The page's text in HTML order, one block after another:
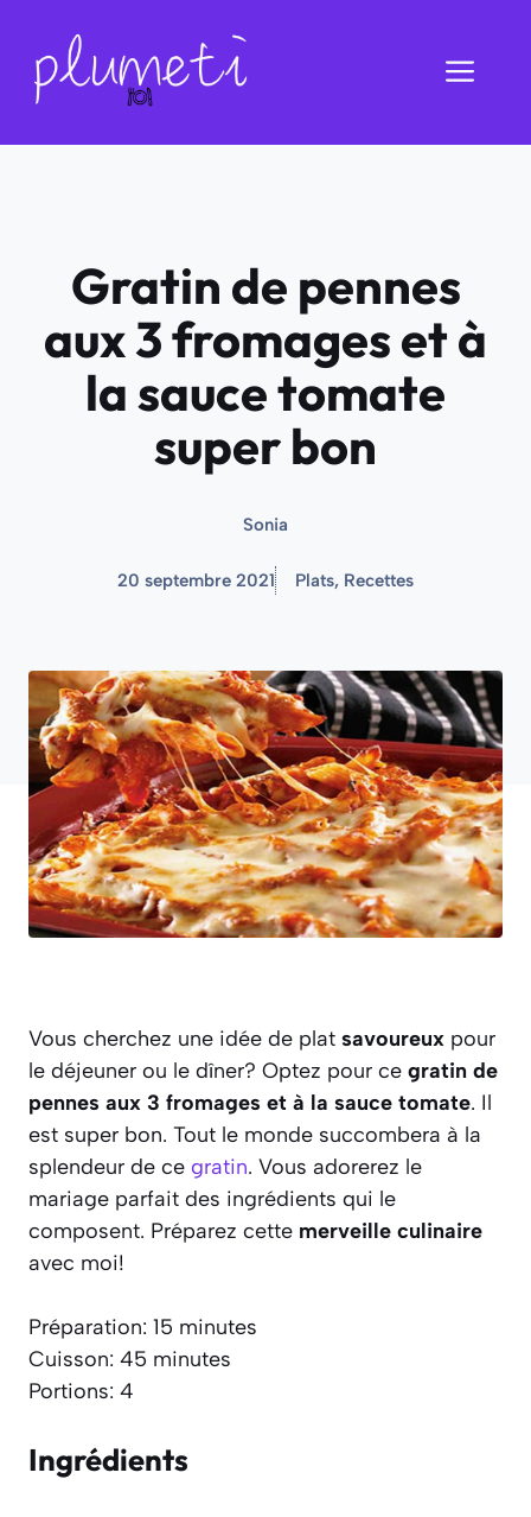
contenu
Gratin de pennes
aux 3 fromages et à
la sauce tomate
super bon
Sonia
20 septembre 2021 Plats, Recettes
Vous cherchez une idée de plat savoureux pour
le déjeuner ou le dîner? Optez pour ce gratin de
pennes aux 3 fromages et à la sauce tomate. Il
est super bon. Tout le monde succombera à la
splendeur de ce gratin. Vous adorerez le
mariage parfait des ingrédients qui le
composent. Préparez cette merveille culinaire
avec moi!
Préparation: 15 minutes
Cuisson: 45 minutes
Portions: 4
Ingrédients